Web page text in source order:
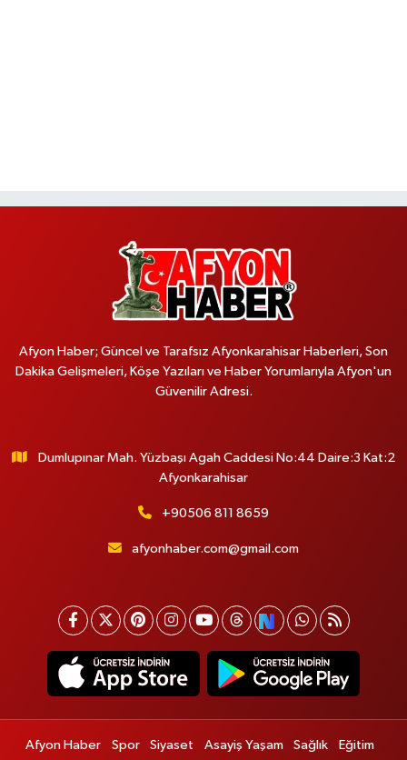
Afyon Haber; Güncel ve Tarafsız Afyonkarahisar Haberleri, Son
Dakika Gelişmeleri, Köşe Yazıları ve Haber Yorumlarıyla Afyon'un
Güvenilir Adresi.
Dumlupınar Mah. Yüzbaşı Agah Caddesi No:44 Daire:3 Kat:2
Afyonkarahisar
+90506 811 8659
afyonhaber.com@gmail.com
Afyon Haber Spor Siyaset Asayiş Yaşam Sağlık
Eğitim